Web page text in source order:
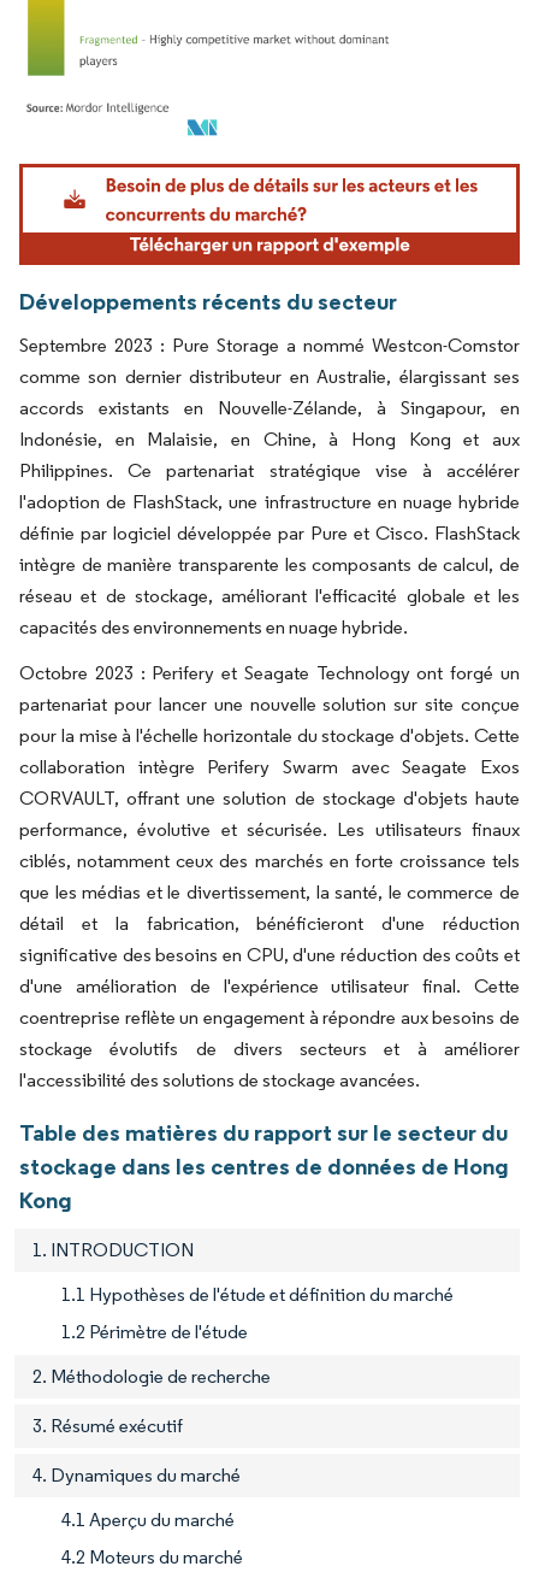
Image © Mordor Intelligence. La réutilisation nécessite une attribution sous CC BY
Développements récents du secteur
Septembre 2023 : Pure Storage a nommé Westcon-Comstor
comme son dernier distributeur en Australie, élargissant ses
accords existants en Nouvelle-Zélande, à Singapour, en
Indonésie, en Malaisie, en Chine, à Hong Kong et aux
Philippines. Ce partenariat stratégique vise à accélérer
l'adoption de FlashStack, une infrastructure en nuage hybride
définie par logiciel développée par Pure et Cisco. FlashStack
intègre de manière transparente les composants de calcul, de
réseau et de stockage, améliorant l'efficacité globale et les
capacités des environnements en nuage hybride.
Octobre 2023 : Perifery et Seagate Technology ont forgé un
partenariat pour lancer une nouvelle solution sur site conçue
pour la mise à l'échelle horizontale du stockage d'objets. Cette
collaboration intègre Perifery Swarm avec Seagate Exos
CORVAULT, offrant une solution de stockage d'objets haute
performance, évolutive et sécurisée. Les utilisateurs finaux
ciblés, notamment ceux des marchés en forte croissance tels
que les médias et le divertissement, la santé, le commerce de
détail et la fabrication, bénéficieront d'une réduction
significative des besoins en CPU, d'une réduction des coûts et
d'une amélioration de l'expérience utilisateur final. Cette
coentreprise reflète un engagement à répondre aux besoins de
stockage évolutifs de divers secteurs et à améliorer
l'accessibilité des solutions de stockage avancées.
Table des matières du rapport sur le secteur du
stockage dans les centres de données de Hong
Kong
1. INTRODUCTION
1.1 Hypothèses de l'étude et définition du marché
1.2 Périmètre de l'étude
2. Méthodologie de recherche
3. Résumé exécutif
4. Dynamiques du marché
4.1 Aperçu du marché
4.2 Moteurs du marché